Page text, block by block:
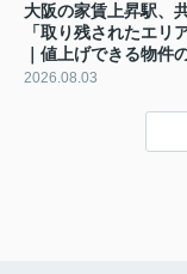
大阪の家賃上昇駅、
「取り残されたエリ
｜値上げできる物件
2026.08.03